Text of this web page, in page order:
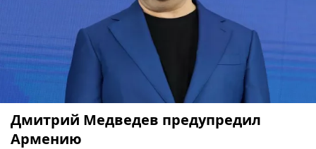
Дмитрий Медведев предупредил
Армению